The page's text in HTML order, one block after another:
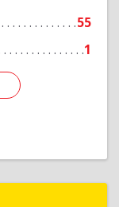
55
1